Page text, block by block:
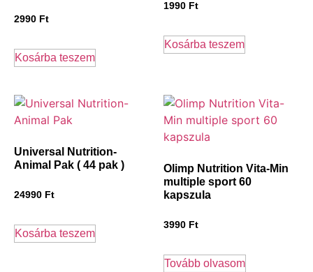
2990 Ft
Kosárba teszem
1990 Ft
Kosárba teszem
Universal Nutrition-
Animal Pak ( 44 pak )
24990 Ft
Kosárba teszem
Olimp Nutrition Vita-Min
multiple sport 60
kapszula
3990 Ft
Tovább olvasom